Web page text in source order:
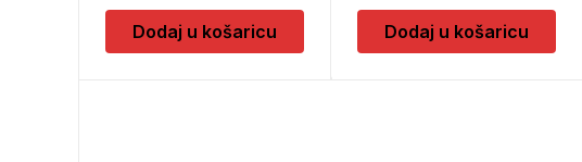
Dodaj u košaricu Dodaj u košaricu